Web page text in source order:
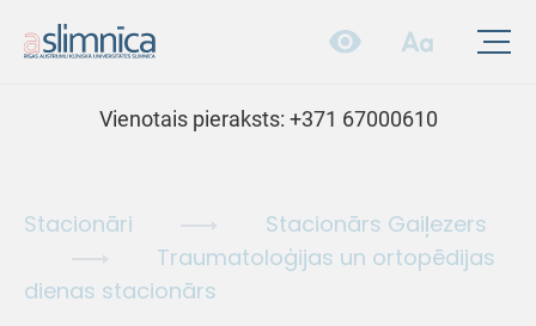
Vienotais pieraksts: +371 67000610
Stacionāri
Stacionārs Gaiļezers
Traumatoloģijas un ortopēdijas
dienas stacionārs